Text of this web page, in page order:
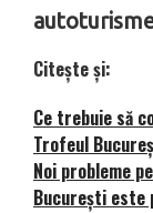
Citește și:
Ce trebuie să
Trofeul
Noi probleme
București este